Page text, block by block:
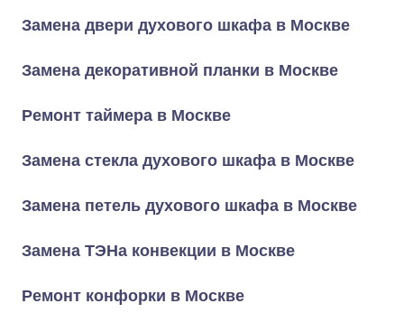
Замена двери духового шкафа в Москве
Замена декоративной планки в Москве
Ремонт таймера в Москве
Замена стекла духового шкафа в Москве
Замена петель духового шкафа в Москве
Замена ТЭНа конвекции в Москве
Ремонт конфорки в Москве